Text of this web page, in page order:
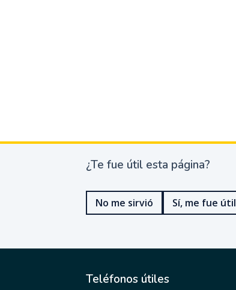
¿
e
u
t
l
¿Te fue útil esta página?
No me sirvió Sí, me fue útil
Teléfonos útiles